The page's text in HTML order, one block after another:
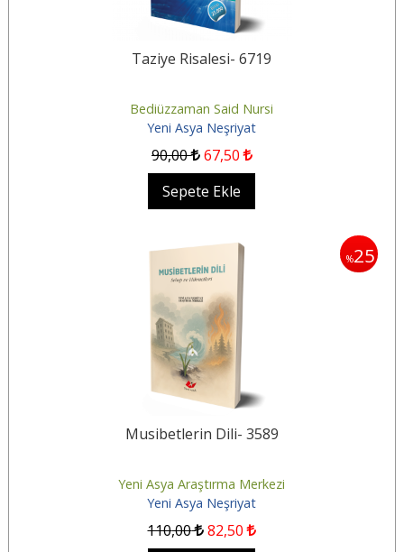
Taziye Risalesi- 6719
Bediüzzaman Said Nursi
Yeni Asya Neşriyat
90,00 67,50
Sepete Ekle
%25
Musibetlerin Dili- 3589
Yeni Asya Araştırma Merkezi
Yeni Asya Neşriyat
110,00 82,50